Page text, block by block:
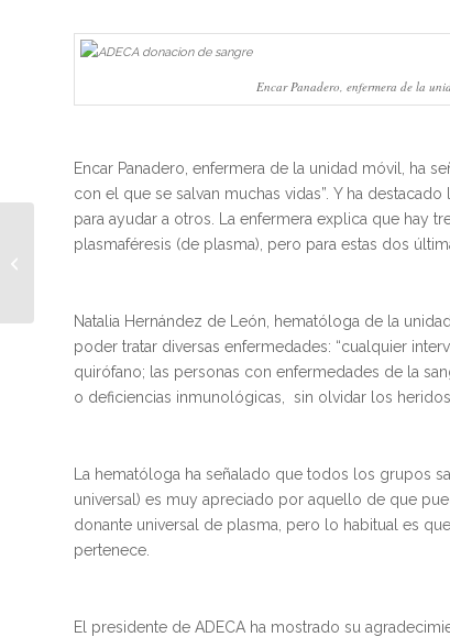
Encar Panadero, enfermera de la
Encar Panadero, enfermera de la unidad móvil, ha
con el que se salvan muchas vidas”. Y ha
para ayudar a otros. La enfermera explica que hay
plasmaféresis (de plasma), pero para estas dos
Natalia Hernández de León, hematóloga de la
poder tratar diversas enfermedades: “cualquier
quirófano; las personas con enfermedades de la
o deficiencias inmunológicas, sin olvidar los heridos
La hematóloga ha señalado que todos los grupos
universal) es muy apreciado por aquello de que
donante universal de plasma, pero lo habitual es
pertenece.
El presidente de ADECA ha mostrado su
ADECA celebra este
jueves su XLIV
‘Socio...